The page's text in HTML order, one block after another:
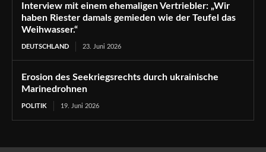
Interview mit einem ehemaligen Vertriebler: „Wir
haben Riester damals gemieden wie der Teufel das
Weihwasser.“
DEUTSCHLAND 23. Juni 2026
Erosion des Seekriegsrechts durch ukrainische
Marinedrohnen
POLITIK 19. Juni 2026